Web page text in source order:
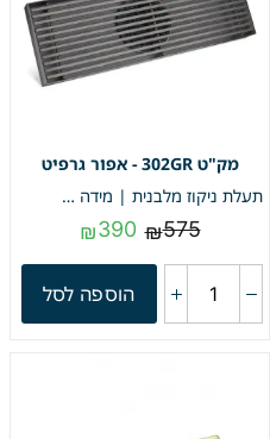
302GR - אפור גרפיט
תעלת ניקוז מלבנית | מידה 10/30 | אפור גרפיט | מק"ט 302GR
₪575
₪390
הוספה לסל